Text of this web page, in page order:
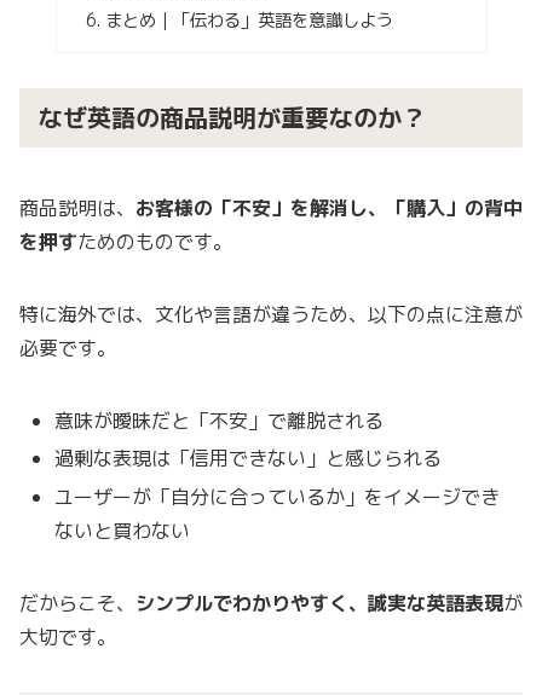
まとめ｜「伝わる」英語を意識しよう
なぜ英語の商品説明が重要なのか？
商品説明は、 お客様の「不安」を解消し、「購入」の背中
を押すためのものです。
特に海外では、文化や言語が違うため、以下の点に注意が
必要です。
意味が曖昧だと「不安」で離脱される
過剰な表現は「信用できない」と感じられる
ユーザーが「自分に合っているか」をイメージでき
ないと買わない
だからこそ、 シンプルでわかりやすく、誠実な英語表現が
大切です。